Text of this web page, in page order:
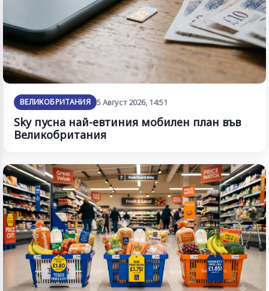
ВЕЛИКОБРИТАНИЯ 5 Август 2026, 14:51
Sky пусна най-евтиния мобилен план във
Великобритания